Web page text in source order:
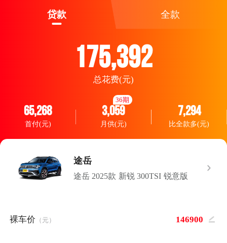
贷款 全款
175,392
总花费(元)
65,268
首付(元)
3,059
月供(元)
36期
7,294
比全款多(元)
途岳
途岳 2025款 新锐 300TSI 锐意版
裸车价 （元）